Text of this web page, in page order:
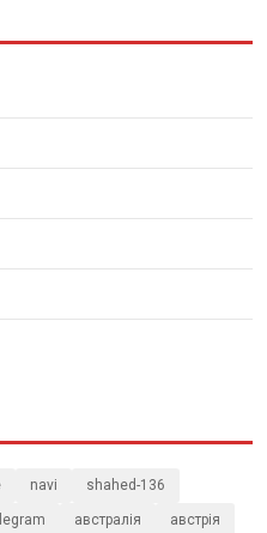
navi shahed-136
австралія австрія